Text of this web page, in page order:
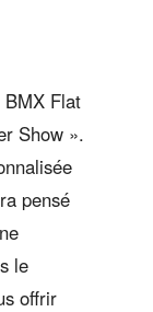
Flat
Show ».
pensé
le
offrir